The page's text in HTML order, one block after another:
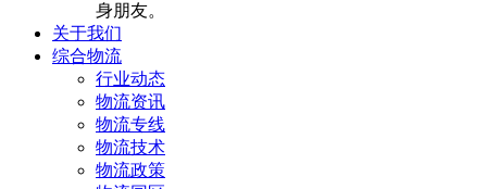
身朋友。
关于我们
综合物流
行业动态
物流资讯
物流专线
物流技术
物流政策